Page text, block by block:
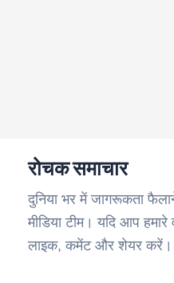
रोचक समाचार
दुनिया भर में जागरूकता
मीडिया टीम। यदि आप
लाइक, कमेंट और शेयर करें।